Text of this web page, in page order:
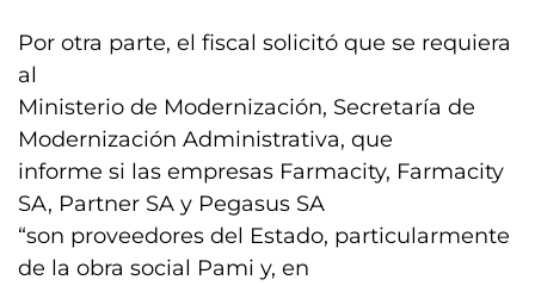
Por otra parte, el fiscal solicitó que se requiera
al
Ministerio de Modernización, Secretaría de
Modernización Administrativa, que
informe si las empresas Farmacity, Farmacity
SA, Partner SA y Pegasus SA
“son proveedores del Estado, particularmente
de la obra social Pami y, en